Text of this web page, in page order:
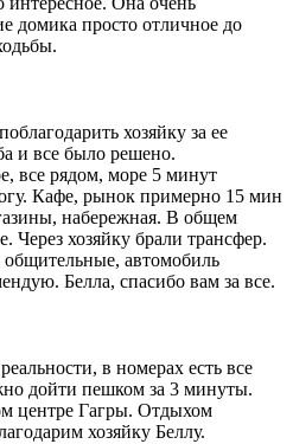
домика просто отличное до
хозяйку за ее
и все было решено.
все рядом, море 5 минут
Кафе, рынок примерно 15 мин
набережная. В общем
Через хозяйку брали трансфер.
автомобиль
Белла, спасибо вам за все.
в номерах есть все
дойти пешком за 3 минуты.
центре Гагры. Отдыхом
хозяйку Беллу.